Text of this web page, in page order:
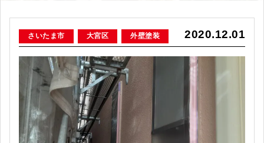
2020.12.01
さいたま市 大宮区 外壁塗装